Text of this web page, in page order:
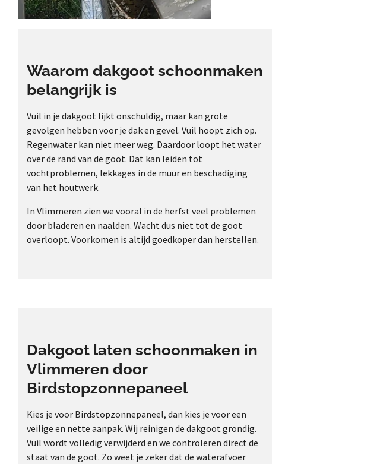
Waarom dakgoot schoonmaken
belangrijk is
Vuil in je dakgoot lijkt onschuldig, maar kan grote
gevolgen hebben voor je dak en gevel. Vuil hoopt zich op.
Regenwater kan niet meer weg. Daardoor loopt het water
over de rand van de goot. Dat kan leiden tot
vochtproblemen, lekkages in de muur en beschadiging
van het houtwerk.
In Vlimmeren zien we vooral in de herfst veel problemen
door bladeren en naalden. Wacht dus niet tot de goot
overloopt. Voorkomen is altijd goedkoper dan herstellen.
Dakgoot laten schoonmaken in
Vlimmeren door
Birdstopzonnepaneel
Kies je voor Birdstopzonnepaneel, dan kies je voor een
veilige en nette aanpak. Wij reinigen de dakgoot grondig.
Vuil wordt volledig verwijderd en we controleren direct de
staat van de goot. Zo weet je zeker dat de waterafvoer